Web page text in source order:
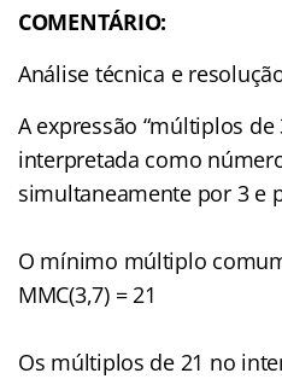
COMENTÁRIO:
Análise técnica e
A expressão “múltiplos de
interpretada como
simultaneamente por 3 e
O mínimo múltiplo
MMC(3,7) = 21
Os múltiplos de 21 no